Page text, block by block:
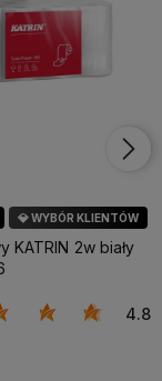
💎 WYBÓR KLIENTÓW
KATRIN 2w biały
4.8